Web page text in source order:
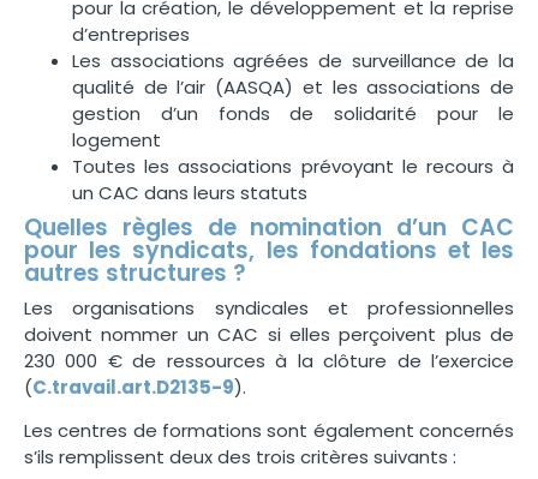
pour la création, le développement et la reprise
d’entreprises
Les associations agréées de surveillance de la
qualité de l’air (AASQA) et les associations de
gestion d’un fonds de solidarité pour le
logement
Toutes les associations prévoyant le recours à
un CAC dans leurs statuts
Quelles règles de nomination d’un CAC
pour les syndicats, les fondations et les
autres structures ?
Les organisations syndicales et professionnelles
doivent nommer un CAC si elles perçoivent plus de
230 000 € de ressources à la clôture de l’exercice
(C.travail.art.D2135-9).
Les centres de formations sont également concernés
s’ils remplissent deux des trois critères suivants :